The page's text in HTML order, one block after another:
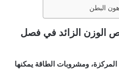
البطن
الوزن الزائد في فصل
ومشروبات الطاقة يمكنها